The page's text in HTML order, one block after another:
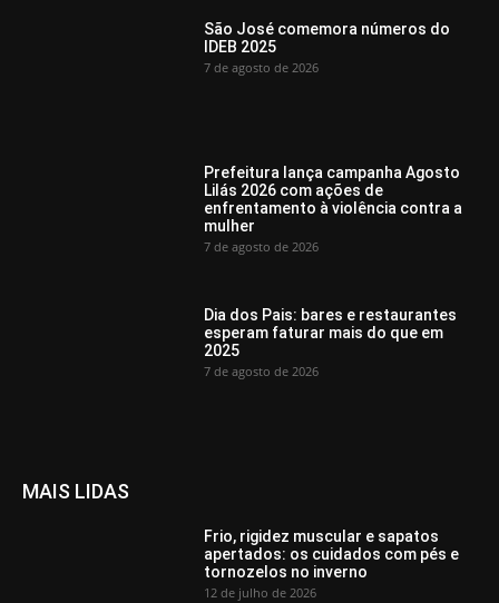
São José comemora números do
IDEB 2025
7 de agosto de 2026
Prefeitura lança campanha Agosto
Lilás 2026 com ações de
enfrentamento à violência contra a
mulher
7 de agosto de 2026
Dia dos Pais: bares e restaurantes
esperam faturar mais do que em
2025
7 de agosto de 2026
MAIS LIDAS
Frio, rigidez muscular e sapatos
apertados: os cuidados com pés e
tornozelos no inverno
12 de julho de 2026